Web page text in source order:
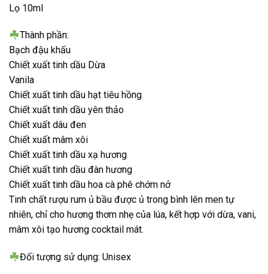
Lọ 10ml
Thành phần:
Bạch đậu khấu
Chiết xuất tinh dầu Dừa
Vanila
Chiết xuất tinh dầu hạt tiêu hồng
Chiết xuất tinh dầu yên thảo
Chiết xuất dâu đen
Chiết xuất mâm xôi
Chiết xuất tinh dầu xạ hương
Chiết xuất tinh dầu đàn hương
Chiết xuất tinh dầu hoa cà phê chớm nở
Tinh chất rượu rum ủ bầu được ủ trong bình lên men tự
nhiên, chỉ cho hương thơm nhẹ của lúa, kết hợp với dừa, vani,
mâm xôi tạo hương cocktail mát.
Đối tượng sử dụng: Unisex